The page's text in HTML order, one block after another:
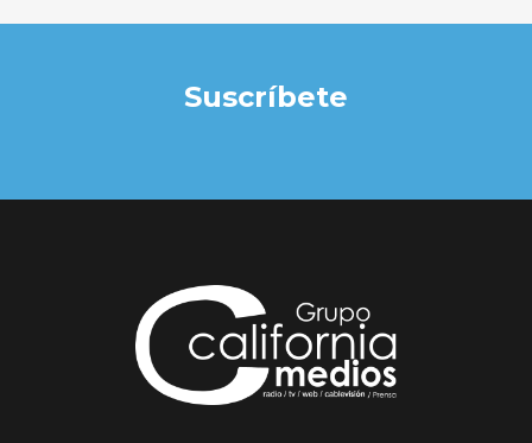
Suscríbete